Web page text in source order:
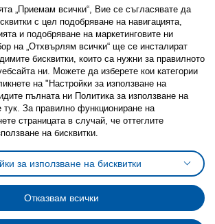
ни:
PinterestInstagram
за използване на бисквитки (Cookies)
за използване на бисквитки
на ikea.bgОбща политика за личните данни
защита на личните данни на ikea.bg
условия на програма IKEA Family
на лични данни на програма IKEA Family
„Приемам всички“, Вие се съгласявате да
с цел подобряване на навигацията,
и подобряване на маркетинговите ни
на „Отхвърлям всички“ ще се инсталират
бисквитки, които са нужни за правилното
ни. Можете да изберете кои категории
на "Настройки за използване на
пълната ни Политика за използване на
тук. За правилно функциониране на
страницата в случай, че оттеглите
на бисквитки.
за използване на бисквитки
Отказвам всички